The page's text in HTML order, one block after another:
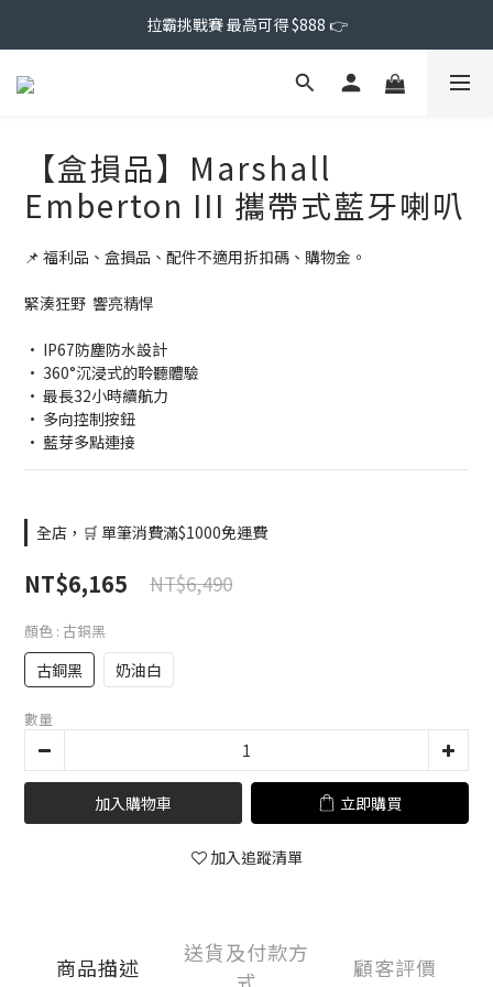
拉霸挑戰賽 最高可得 $888 👉
【盒損品】Marshall
Emberton III 攜帶式藍牙喇叭
📌 福利品、盒損品、配件不適用折扣碼、購物金。
緊湊狂野  響亮精悍
• IP67防塵防水設計
• 360°沉浸式的聆聽體驗
• 最長32小時續航力
• 多向控制按鈕
• 藍芽多點連接
全店，🛒 單筆消費滿$1000免運費
NT$6,165 NT$6,490
顏色 : 古銅黑
古銅黑 奶油白
數量
加入購物車 立即購買
加入追蹤清單
商品描述
送貨及付款方
顧客評價